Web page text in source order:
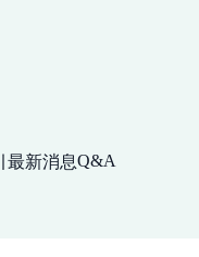
最新消息Q&A